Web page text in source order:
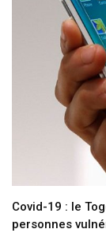
Covid-19 : le
personnes